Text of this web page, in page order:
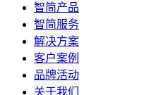
智简产品
智简服务
解决方案
客户案例
品牌活动
关于我们